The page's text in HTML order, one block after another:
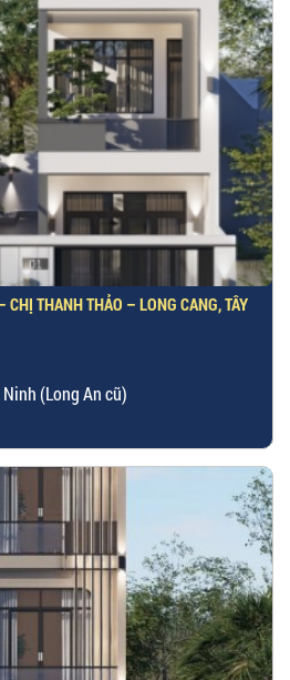
CHỊ THANH THẢO – LONG CANG, TÂY
(Long An cũ)